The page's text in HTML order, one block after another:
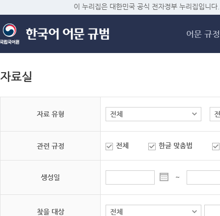
메
이 누리집은 대한민국 공식 전자정부 누리집입니다.
어문 규정
자료실
자료 유형
관련 규정 전체 한글 맞춤법
생성일 ~
찾을 대상